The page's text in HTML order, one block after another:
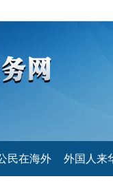
民在海外 外国人来